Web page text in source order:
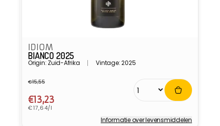
IDIOM
BIANCO 2025
Origin: Zuid-Afrika Vintage: 2025
Normale
prijs
€15,55
Aanbiedingsprijs
€13,23
Eenheidsprijs
€17,64/l
Informatie over levensmiddelen